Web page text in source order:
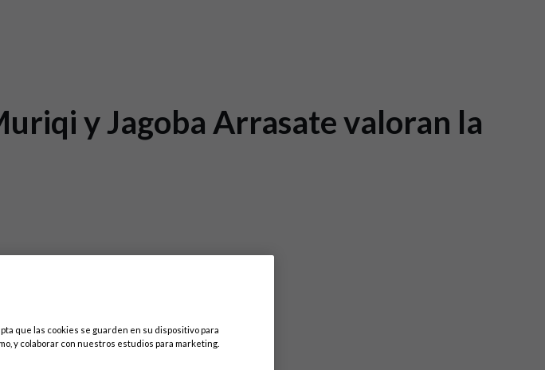
y Jagoba Arrasate valoran la
que las cookies se guarden en su dispositivo para
y colaborar con nuestros estudios para marketing.